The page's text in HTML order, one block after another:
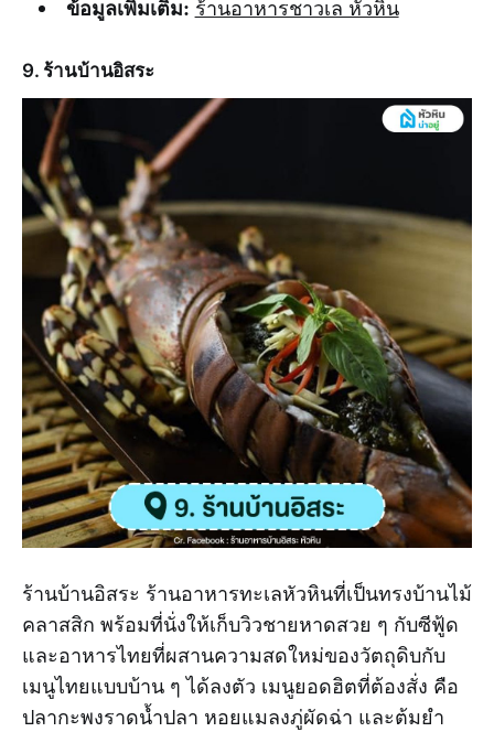
ข้อมูลเพิ่มเติม: ร้านอาหารชาวเล หัวหิน
9. ร้านบ้านอิสระ
ร้านบ้านอิสระ ร้านอาหารทะเลหัวหินที่เป็นทรงบ้านไม้
คลาสสิก พร้อมที่นั่งให้เก็บวิวชายหาดสวย ๆ กับซีฟู้ด
และอาหารไทยที่ผสานความสดใหม่ของวัตถุดิบกับ
เมนูไทยแบบบ้าน ๆ ได้ลงตัว เมนูยอดฮิตที่ต้องสั่ง คือ
ปลากะพงราดน้ำปลา หอยแมลงภู่ผัดฉ่า และต้มยำ